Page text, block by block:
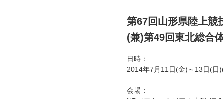
第67回山形県陸上競
(兼)第49回東北総合
日時：
2014年7月11日(金)～13日(日
会場：